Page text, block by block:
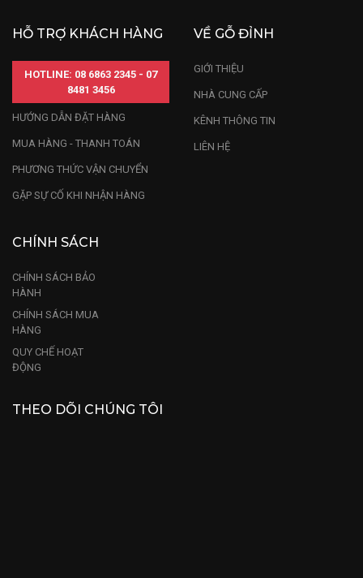
HỖ TRỢ KHÁCH HÀNG
HOTLINE: 08 6863 2345 - 07
8481 3456
HƯỚNG DẪN ĐẶT HÀNG
MUA HÀNG - THANH TOÁN
PHƯƠNG THỨC VẬN CHUYỂN
GẶP SỰ CỐ KHI NHẬN HÀNG
VỀ GỖ ĐỈNH
GIỚI THIỆU
NHÀ CUNG CẤP
KÊNH THÔNG TIN
LIÊN HỆ
CHÍNH SÁCH
CHÍNH SÁCH BẢO
HÀNH
CHÍNH SÁCH MUA
HÀNG
QUY CHẾ HOẠT
ĐỘNG
THEO DÕI CHÚNG TÔI